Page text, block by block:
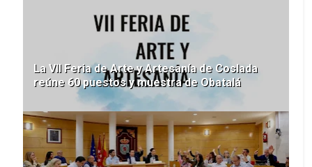
La VII Feria de Arte y Artesanía de Coslada
reúne 60 puestos y muestra de Obatalá